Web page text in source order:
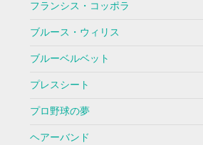
フランシス・コッポラ
ブルース・ウィリス
ブルーベルベット
プレスシート
プロ野球の夢
ヘアーバンド